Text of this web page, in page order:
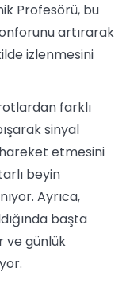
Profesörü, bu
artırarak
izlenmesini
farklı
sinyal
etmesini
beyin
Ayrıca,
başta
ve günlük